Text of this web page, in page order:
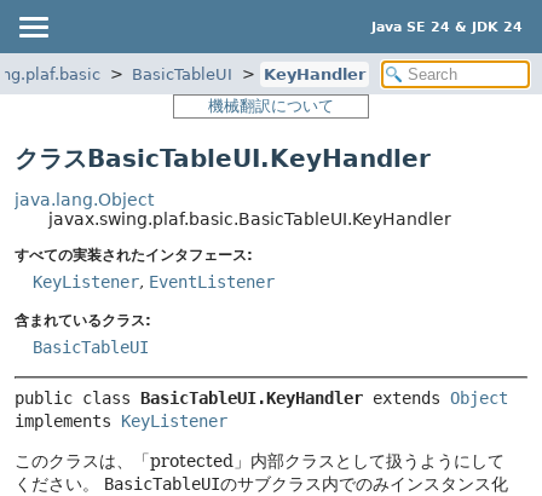
Java SE 24 & JDK 24
BasicTableUI
KeyHandler
機械翻訳について
クラスBasicTableUI.KeyHandler
java.lang.Object
javax.swing.plaf.basic.BasicTableUI.KeyHandler
すべての実装されたインタフェース:
KeyListener, EventListener
含まれているクラス:
BasicTableUI
public class BasicTableUI.KeyHandler extends Object
implements KeyListener
このクラスは、「protected」内部クラスとして扱うようにして
ください。
BasicTableUIのサブクラス内でのみインスタンス化